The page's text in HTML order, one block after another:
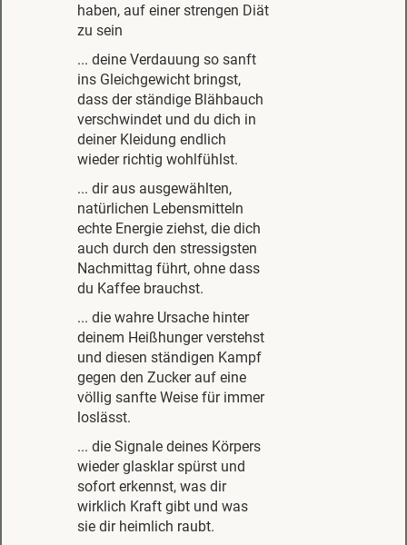
haben, auf einer strengen Diät
zu sein
... deine Verdauung so sanft
ins Gleichgewicht bringst,
dass der ständige Blähbauch
verschwindet und du dich in
deiner Kleidung endlich
wieder richtig wohlfühlst.
... dir aus ausgewählten,
natürlichen Lebensmitteln
echte Energie ziehst, die dich
auch durch den stressigsten
Nachmittag führt, ohne dass
du Kaffee brauchst.
... die wahre Ursache hinter
deinem Heißhunger verstehst
und diesen ständigen Kampf
gegen den Zucker auf eine
völlig sanfte Weise für immer
loslässt.
... die Signale deines Körpers
wieder glasklar spürst und
sofort erkennst, was dir
wirklich Kraft gibt und was
sie dir heimlich raubt.